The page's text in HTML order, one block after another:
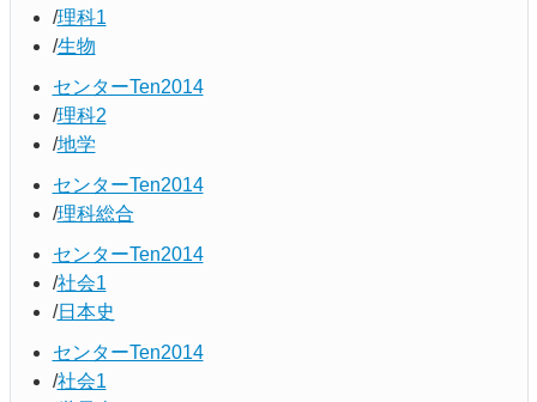
理科1
生物
センターTen2014
理科2
地学
センターTen2014
理科総合
センターTen2014
社会1
日本史
センターTen2014
社会1